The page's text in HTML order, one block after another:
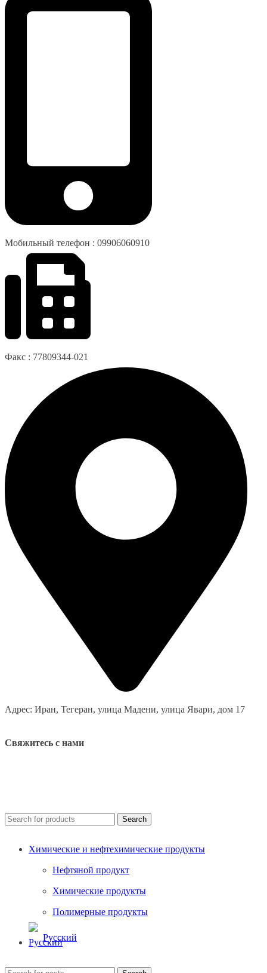
Мобильный телефон : 09906060910
Факс : 77809344-021
Адрес: Иран, Тегеран, улица Мадени, улица Явари, дом 17
Свяжитесь с нами
Search
Химические и нефтехимические продукты
Нефтяной продукт
Химические продукты
Полимерные продукты
Русский